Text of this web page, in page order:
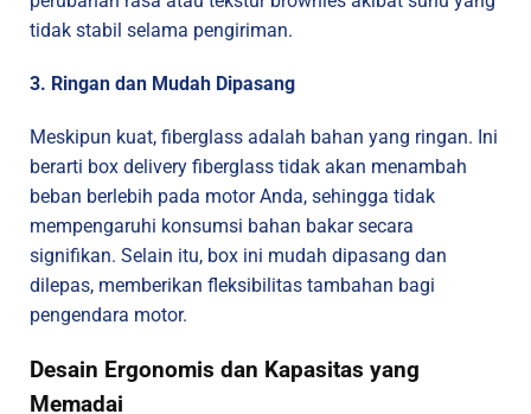
tidak stabil selama pengiriman.
3. Ringan dan Mudah Dipasang
Meskipun kuat, fiberglass adalah bahan yang ringan. Ini
berarti box delivery fiberglass tidak akan menambah
beban berlebih pada motor Anda, sehingga tidak
mempengaruhi konsumsi bahan bakar secara
signifikan. Selain itu, box ini mudah dipasang dan
dilepas, memberikan fleksibilitas tambahan bagi
pengendara motor.
Desain Ergonomis dan Kapasitas yang
Memadai